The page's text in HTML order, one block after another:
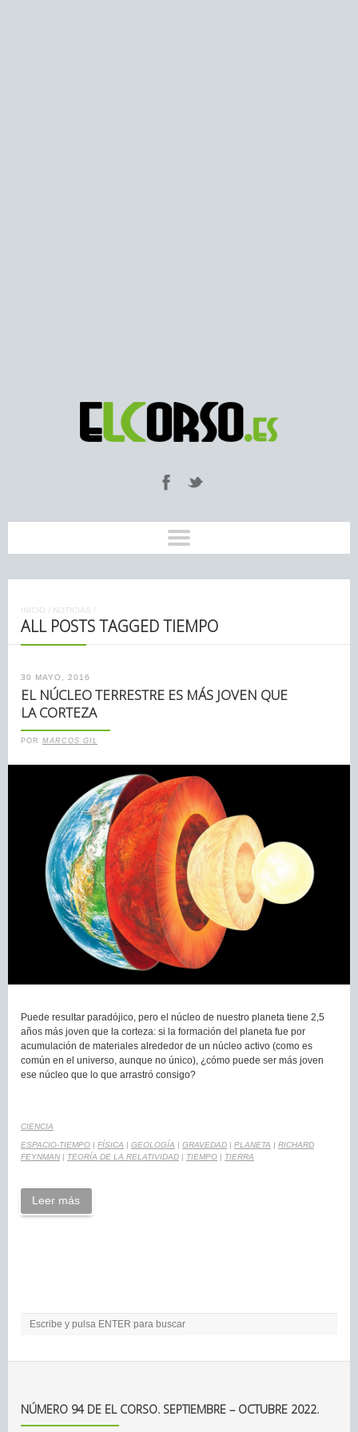
INICIO / NOTICIAS /
ALL POSTS TAGGED TIEMPO
30 MAYO, 2016
EL NÚCLEO TERRESTRE ES MÁS JOVEN QUE
LA CORTEZA
POR MARCOS GIL
Puede resultar paradójico, pero el núcleo de nuestro planeta tiene 2,5
años más joven que la corteza: si la formación del planeta fue por
acumulación de materiales alrededor de un núcleo activo (como es
común en el universo, aunque no único), ¿cómo puede ser más joven
ese núcleo que lo que arrastró consigo?
CIENCIA
ESPACIO-TIEMPO | FÍSICA | GEOLOGÍA | GRAVEDAD | PLANETA | RICHARD
FEYNMAN | TEORÍA DE LA RELATIVIDAD | TIEMPO | TIERRA
Leer más
NÚMERO 94 DE EL CORSO. SEPTIEMBRE – OCTUBRE 2022.